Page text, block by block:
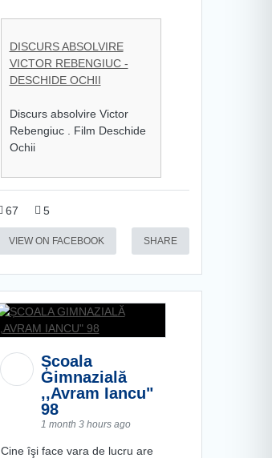
DISCURS ABSOLVIRE
VICTOR REBENGIUC -
DESCHIDE OCHII
Discurs absolvire Victor
Rebengiuc . Film Deschide
Ochii
67 5
VIEW ON FACEBOOK SHARE
Școala
Gimnazială
,,Avram Iancu"
98
1 month 3 hours ago
Cine îşi face vara de lucru are